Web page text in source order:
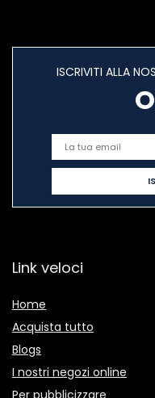
ISCRIVITI ALLA
Link veloci
Home
Acquista tutto
Blogs
I nostri negozi online
Per pubblicizzare